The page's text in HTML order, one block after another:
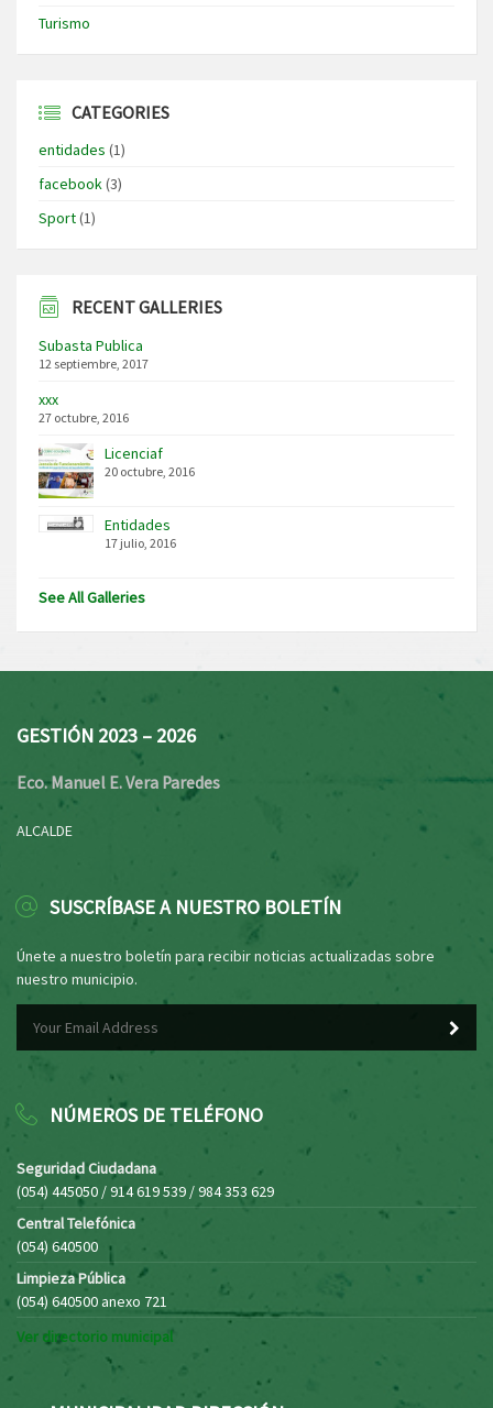
Turismo
CATEGORIES
entidades (1)
facebook(3)
Sport(1)
RECENT GALLERIES
Subasta Publica
12 septiembre, 2017
xxx
27 octubre, 2016
Licenciaf
20 octubre, 2016
Entidades
17 julio, 2016
See All Galleries
GESTIÓN 2023 – 2026
Eco. Manuel E. Vera Paredes
ALCALDE
SUSCRÍBASE A NUESTRO BOLETÍN
Únete a nuestro boletín para recibir noticias actualizadas sobre
nuestro municipio.
NÚMEROS DE TELÉFONO
Seguridad Ciudadana
(054) 445050 / 914 619 539 / 984 353 629
Central Telefónica
(054) 640500
Limpieza Pública
(054) 640500 anexo 721
Ver directorio municipal